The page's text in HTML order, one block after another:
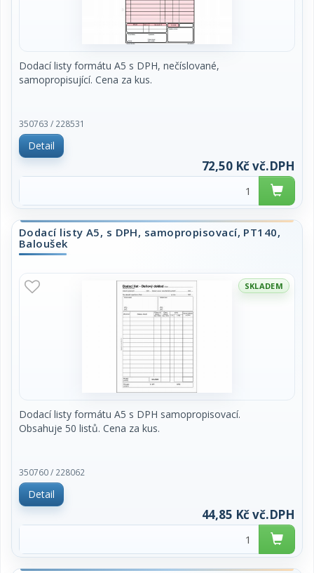
Dodací listy formátu A5 s DPH, nečíslované,
samopropisující. Cena za kus.
350763 / 228531
Detail
72,50 Kč vč.DPH
Dodací listy A5, s DPH, samopropisovací, PT140,
Baloušek
SKLADEM
Dodací listy formátu A5 s DPH samopropisovací.
Obsahuje 50 listů. Cena za kus.
350760 / 228062
Detail
44,85 Kč vč.DPH